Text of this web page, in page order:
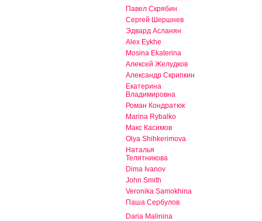
Павел Скрябин
Сергей Шершнев
Эдвард Асланян
Alex Eykhe
Mosina Ekaterina
Алексей Желудков
Александр Скрипкин
Екатерина
Владимировна
Роман Кондратюк
Marina Rybalko
Макс Касимов
Olya Shihkerimova
Наталья
Телятникова
Dima Ivanov
John Smith
Veronika Samokhina
Паша Сербулов
Daria Malinina